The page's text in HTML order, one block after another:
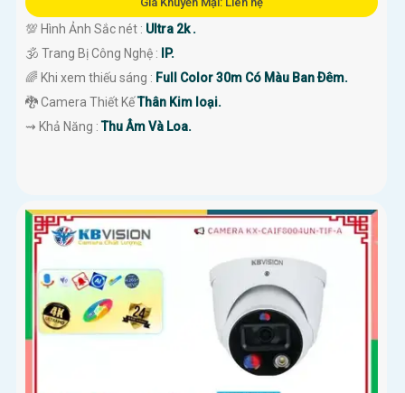
💯 Hình Ảnh Sắc nét : Ultra 2k .
🕉️ Trang Bị Công Nghệ :
IP.
🌈 Khi xem thiếu sáng : Full Color 30m Có Màu Ban Ðêm.
🐉️ Camera Thiết KếThân Kim loại.
️⇝ Khả Năng :Thu Âm Và Loa.